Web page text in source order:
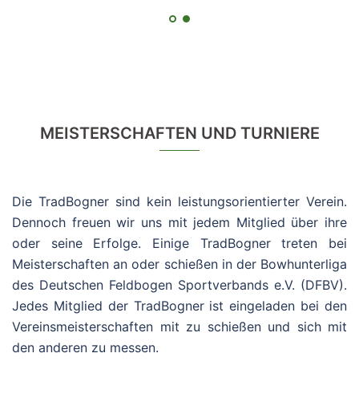
MEISTERSCHAFTEN UND TURNIERE
Die TradBogner sind kein leistungsorientierter Verein.
Dennoch freuen wir uns mit jedem Mitglied über ihre
oder seine Erfolge. Einige TradBogner treten bei
Meisterschaften an oder schießen in der Bowhunterliga
des Deutschen Feldbogen Sportverbands e.V. (DFBV).
Jedes Mitglied der TradBogner ist eingeladen bei den
Vereinsmeisterschaften mit zu schießen und sich mit